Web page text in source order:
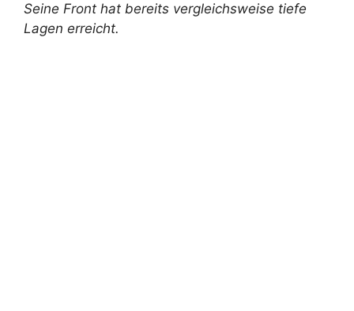
Seine Front hat bereits vergleichsweise tiefe
Lagen erreicht.